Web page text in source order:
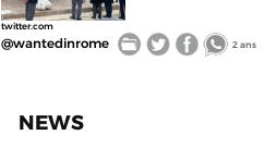
twitter.com
@wantedinrome 2 ans
NEWS